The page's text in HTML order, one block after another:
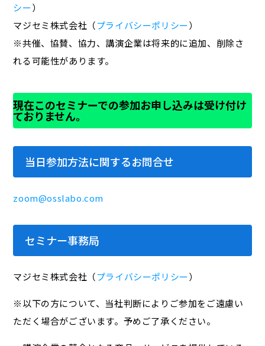
シー）
マジセミ株式会社（プライバシーポリシー）
※共催、協賛、協力、講演企業は将来的に追加、削除さ
れる可能性があります。
現在このセミナーでの参加お申し込みは受け付け
ておりません。
当日参加方法に関するお問合せ
zoom@osslabo.com
セミナー事務局
マジセミ株式会社（プライバシーポリシー）
※以下の方について、当社判断によりご参加をご遠慮い
ただく場合がございます。予めご了承ください。